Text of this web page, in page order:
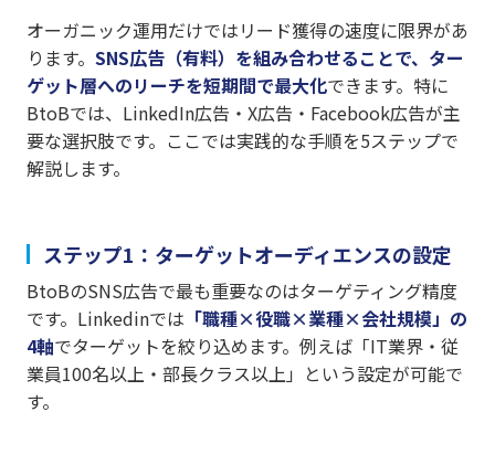
オーガニック運用だけではリード獲得の速度に限界があ
ります。 SNS広告（有料）を組み合わせることで、ター
ゲット層へのリーチを短期間で最大化できます。特に
BtoBでは、LinkedIn広告・X広告・Facebook広告が主
要な選択肢です。ここでは実践的な手順を5ステップで
解説します。
ステップ1：ターゲットオーディエンスの設定
BtoBのSNS広告で最も重要なのはターゲティング精度
です。Linkedinでは 「職種×役職×業種×会社規模」の
4軸でターゲットを絞り込めます。例えば「IT業界・従
業員100名以上・部長クラス以上」という設定が可能で
す。